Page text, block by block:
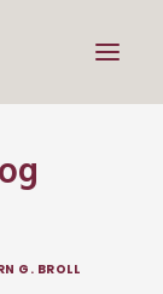
G. BROLL